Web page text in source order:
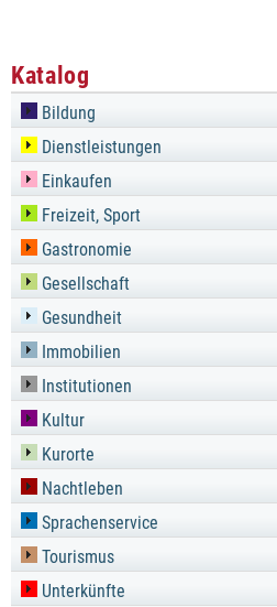
Katalog
Bildung
Dienstleistungen
Einkaufen
Freizeit, Sport
Gastronomie
Gesellschaft
Gesundheit
Immobilien
Institutionen
Kultur
Kurorte
Nachtleben
Sprachenservice
Tourismus
Unterkünfte